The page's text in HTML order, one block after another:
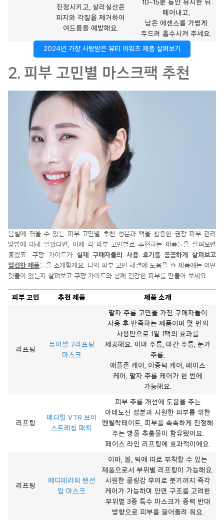
진정시키고, 살리실산은
피지와 각질을 제거하여
여드름을 예방해요.
10~15분 동안 유지한 뒤
떼어내고,
남은 에센스를 가볍게
두드려 흡수시켜 주세요.
2024년 가장 사랑받은 뷰티 어워즈 제품 살펴보기
2. 피부 고민별 마스크팩 추천
봄철에 겪을 수 있는 피부 고민별 추천 성분과 팩을 활용한 권장 피부 관리
방법에 대해 알았다면, 이제 각 피부 고민별로 추천하는 제품들을 살펴보면
좋겠죠. 쿠팡 가이드가 실제 구매자들의 사용 후기를 꼼꼼하게 살펴보고
엄선한 제품들을 소개할게요. 나의 피부 고민 해결에 도움을 줄 제품에는 어떤
것들이 있는지 살펴보고 쿠팡 가이드와 함께 건강한 피부를 만들어 보세요.
피부 고민 추천 제품 제품 소개
리프팅
듀이셀 7리프팅
마스크
팔자 주름 고민을 가진 구매자들이
사용 후 만족하는 제품이며 몇 번의
사용만으로 1일 1팩의 효과를
제공해요. 이마 주름, 미간 주름, 눈가
주름,
애플존 케어, 이중턱 케어, 페이스
케어, 팔자 주름 케어가 한 번에
가능해요.
리프팅
메디힐 VTR 브이
스트레칭 패치
피부 주름 개선에 도움을 주는
아데노신 성분과 시원한 피부를 위한
멘틸락테이트, 피부를 촉촉하게 진정해
주는 병풀 추출물이 함유됐어요.
페이스 라인 리프팅에 효과적이에요.
리프팅
메디테라피 텐션
업 마스크
이마, 볼, 턱에 따로 부착할 수 있는
제품으로서 부위별 리프팅이 가능해요.
시원한 쿨링감 부여로 붓기까지 즉각
케어가 가능하며 안면 구조를 고려한
부위별 3중 특수 마스크가 중력 반대
방향으로 피부를 끌어올려 줘요.